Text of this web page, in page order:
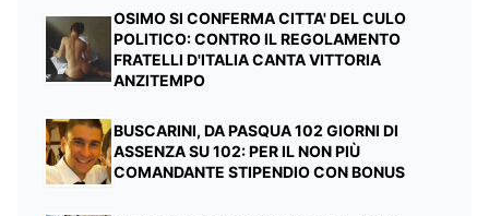
OSIMO SI CONFERMA CITTA' DEL CULO
POLITICO: CONTRO IL REGOLAMENTO
FRATELLI D'ITALIA CANTA VITTORIA
ANZITEMPO
BUSCARINI, DA PASQUA 102 GIORNI DI
ASSENZA SU 102: PER IL NON PIÙ
COMANDANTE STIPENDIO CON BONUS